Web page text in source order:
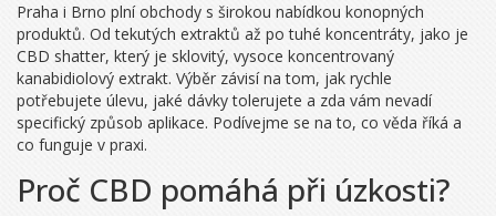
Praha i Brno plní obchody s širokou nabídkou konopných
produktů. Od tekutých extraktů až po tuhé koncentráty, jako je
CBD shatter, který je sklovitý, vysoce koncentrovaný
kanabidiolový extrakt. Výběr závisí na tom, jak rychle
potřebujete úlevu, jaké dávky tolerujete a zda vám nevadí
specifický způsob aplikace. Podívejme se na to, co věda říká a
co funguje v praxi.
Proč CBD pomáhá při úzkosti?